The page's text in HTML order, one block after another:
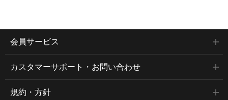
会員サービス
カスタマーサポート・お問い合わせ
規約・方針